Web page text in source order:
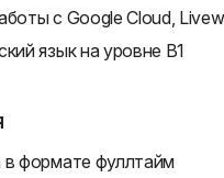
с Google Cloud,
язык на уровне B1
в формате фуллтайм